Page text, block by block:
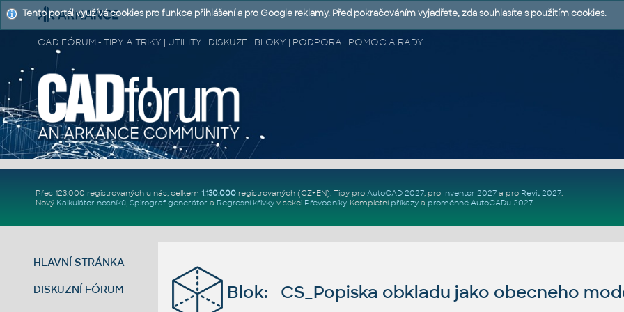
CAD FÓRUM - TIPY A TRIKY | UTILITY | DISKUZE | BLOKY | PODPORA | POMOC A RADY
Přes 123.000 registrovaných u nás, celkem 1.130.000registrovaných (CZ+EN). Tipy pro AutoCAD 2027, pro Inventor 2027a pro Revit 2027.
Nový Kalkulátor nosníků, Spirograf generátor a Regresní křivkyv sekci Převodníky. Kompletní příkazya proměnné AutoCADu 2027.
HLAVNÍ STRÁNKA
DISKUZNÍ FÓRUM Blok: CS_Popiska obkladu jako obecneho
Tento portál využívá cookies pro funkce přihlášení a pro Google reklamy. Před pokračováním vyjadřete, zda souhlasíte s použitím cookies.